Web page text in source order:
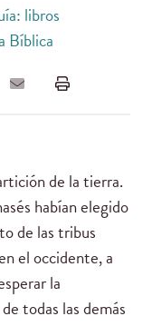
libros
Bíblica
de la tierra.
habían elegido
de las tribus
el occidente, a
la
todas las demás